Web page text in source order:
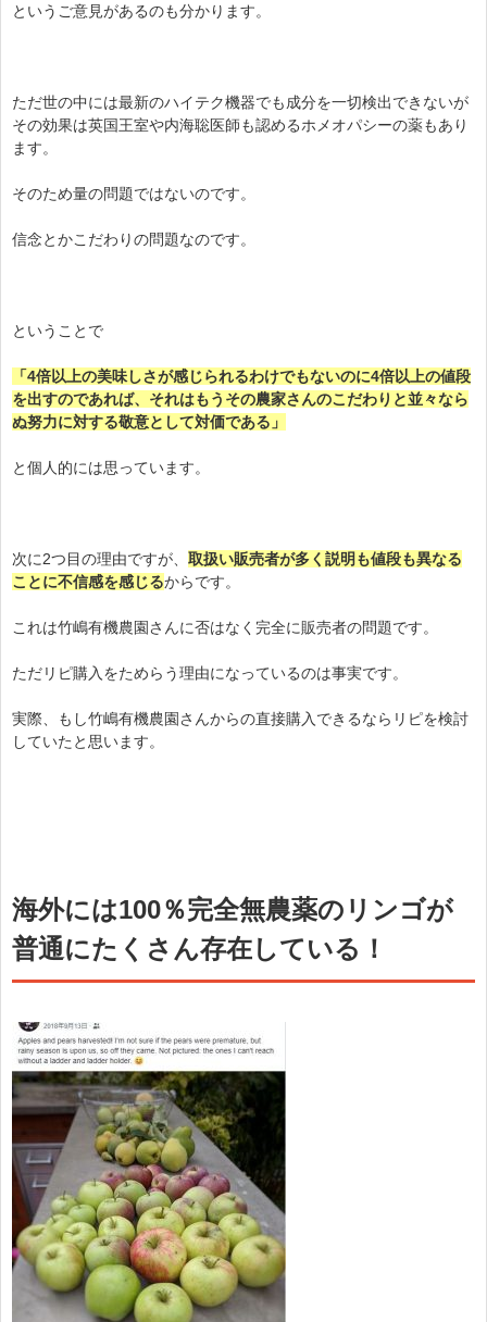
というご意見があるのも分かります。
ただ世の中には最新のハイテク機器でも成分を一切検出できないが
その効果は英国王室や内海聡医師も認めるホメオパシーの薬もあり
ます。
そのため量の問題ではないのです。
信念とかこだわりの問題なのです。
ということで
「4倍以上の美味しさが感じられるわけでもないのに4倍以上の値段
を出すのであれば、それはもうその農家さんのこだわりと並々なら
ぬ努力に対する敬意として対価である」
と個人的には思っています。
次に2つ目の理由ですが、 取扱い販売者が多く説明も値段も異なる
ことに不信感を感じるからです。
これは竹嶋有機農園さんに否はなく完全に販売者の問題です。
ただリピ購入をためらう理由になっているのは事実です。
実際、もし竹嶋有機農園さんからの直接購入できるならリピを検討
していたと思います。
海外には100％完全無農薬のリンゴが
普通にたくさん存在している！